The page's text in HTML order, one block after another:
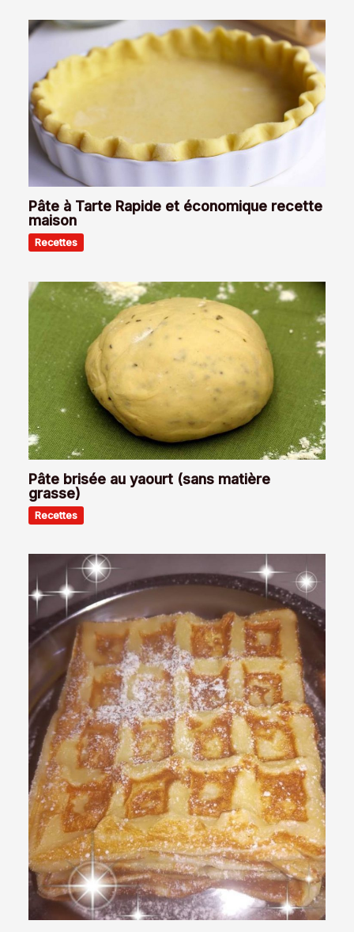
Pâte à Tarte Rapide et économique recette
maison
Recettes
Pâte brisée au yaourt (sans matière
grasse)
Recettes